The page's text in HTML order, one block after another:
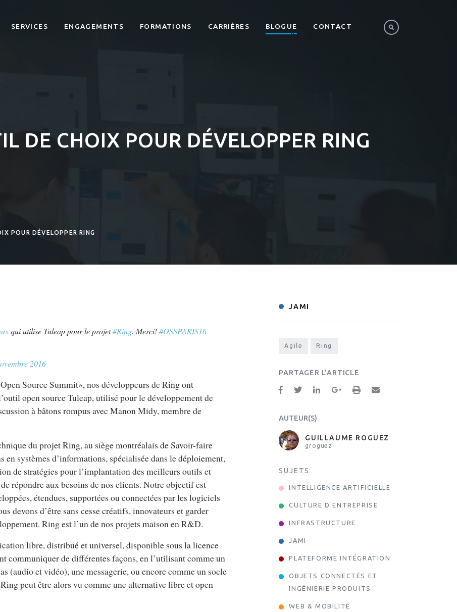
SERVICES ENGAGEMENTS FORMATIONS CARRIÈRES BLOGUE CONTACT
DE CHOIX POUR DÉVELOPPER RING
POUR DÉVELOPPER RING
qui utilise Tuleap pour le projet#Ring. Merci!#OSSPARIS16
2016
Source Summit», nos développeurs de Ring ont
open source Tuleap, utilisé pour le développement de
à bâtons rompus avec Manon Midy, membre de
du projet Ring, au siège montréalais de Savoir-faire
systèmes d’informations, spécialisée dans le déploiement,
de stratégies pour l’implantation des meilleurs outils et
répondre aux besoins de nos clients. Notre objectif est
étendues, supportées ou connectées par les logiciels
devons d’être sans cesse créatifs, innovateurs et garder
Ring est l’un de nos projets maison en R&D.
libre, distribué et universel, disponible sous la licence
communiquer de différentes façons, en l’utilisant comme un
(audio et vidéo), une messagerie, ou encore comme un socle
peut être alors vu comme une alternative libre et open
JAMI
Agile Ring
PARTAGER L'ARTICLE
AUTEUR(S)
GUILLAUME ROGUEZ
groguez
SUJETS
INTELLIGENCE ARTIFICIELLE
CULTURE D'ENTREPRISE
INFRASTRUCTURE
JAMI
PLATEFORME INTÉGRATION
OBJETS CONNECTÉS ET
INGÉNIERIE PRODUITS
WEB & MOBILITÉ